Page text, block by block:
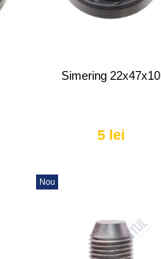
Simering 22x47x10
5 lei
Nou